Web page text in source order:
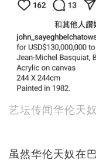
艺坛传闻华伦天
虽然华伦天奴在